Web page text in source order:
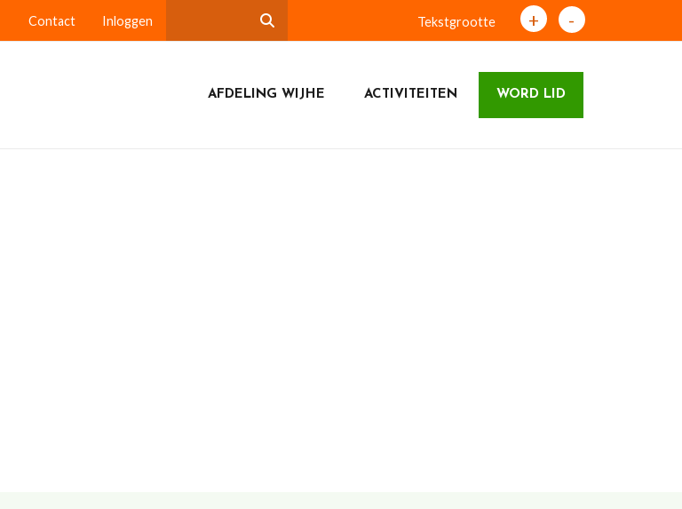
Contact Inloggen Tekstgrootte + -
AFDELING WIJHE ACTIVITEITEN WORD LID